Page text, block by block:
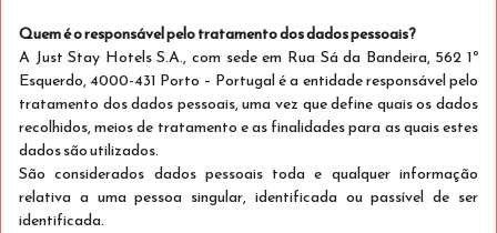
Selecionar
Quem é o responsável pelo tratamento dos dados pessoais?
A Just Stay Hotels S.A., com sede em Rua Sá da Bandeira, 562 1º
Esquerdo, 4000-431 Porto – Portugal é a entidade responsável pelo
tratamento dos dados pessoais, uma vez que define quais os dados
recolhidos, meios de tratamento e as finalidades para as quais estes
dados são utilizados.
São considerados dados pessoais toda e qualquer informação
relativa a uma pessoa singular, identificada ou passível de ser
identificada.